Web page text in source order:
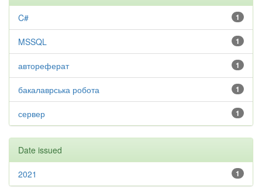
1
C#
1
MSSQL
1
автореферат
1
бакалаврська робота
1
сервер
Date issued
1
2021